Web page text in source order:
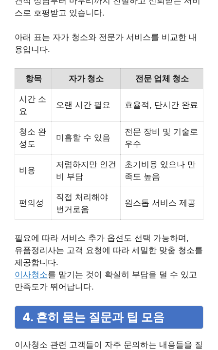
스로 호평받고 있습니다.
아래 표는 자가 청소와 전문가 서비스를 비교한 내
용입니다.
항목 자가 청소 전문 업체 청소
시간 소
요
오랜 시간 필요 효율적, 단시간 완료
청소 완
성도
미흡할 수 있음
전문 장비 및 기술로
우수
비용
저렴하지만 인건
비 부담
초기비용 있으나 만
족도 높음
편의성
직접 처리해야
번거로움
원스톱 서비스 제공
필요에 따라 서비스 추가 옵션도 선택 가능하며,
유품정리사는 고객 요청에 따라 세밀한 맞춤 청소를
제공합니다.
이사청소를 맡기는 것이 확실히 부담을 덜 수 있고
만족도가 뛰어납니다.
4. 흔히 묻는 질문과 팁 모음
이사청소 관련 고객들이 자주 문의하는 내용들을 질